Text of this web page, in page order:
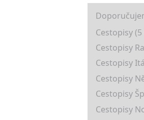
Cestopisy (5
Cestopisy
Cestopisy
Cestopisy
Cestopisy
Cestopisy